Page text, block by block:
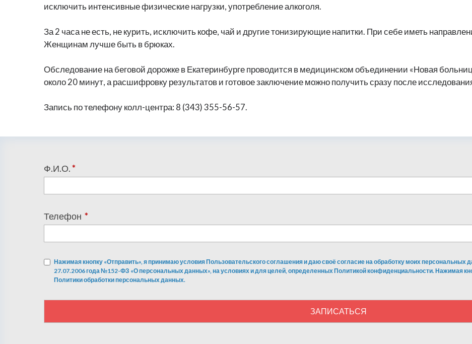
исключить интенсивные физические нагрузки, употребление алкоголя.
За 2 часа не есть, не курить, исключить кофе, чай и другие тонизирующие напитки. При себе иметь
Женщинам лучше быть в брюках.
Обследование на беговой дорожке в Екатеринбурге проводится в медицинском объединении «Новая
около 20 минут, а расшифровку результатов и готовое заключение можно получить сразу после
Запись по телефону колл-центра: 8 (343) 355-56-57.
Ф.И.О.*
Телефон *
Нажимая кнопку «Отправить», я принимаю условия Пользовательского соглашения и даю своё согласие на обработку моих персональных
27.07.2006 года №152-ФЗ «О персональных данных», на условиях и для целей, определенных Политикой конфиденциальности. Нажимая
Политики обработки персональных данных.
ЗАПИСАТЬСЯ